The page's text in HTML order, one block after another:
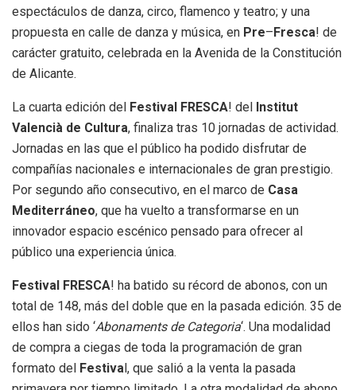
espectáculos de danza, circo, flamenco y teatro; y una
propuesta en calle de danza y música, en Pre– Fresca! de
carácter gratuito, celebrada en la Avenida de la Constitución
de Alicante.
La cuarta edición del Festival FRESCA! del
Institut
Valencià de Cultura, finaliza tras 10 jornadas de actividad.
Jornadas en las que el público ha podido disfrutar de
compañías nacionales e internacionales de gran prestigio.
Por segundo año consecutivo, en el marco de Casa
Mediterráneo, que ha vuelto a transformarse en un
innovador espacio escénico pensado para ofrecer al
público una experiencia única.
Festival FRESCA! ha batido su récord de abonos, con un
total de 148, más del doble que en la pasada edición. 35 de
ellos han sido ‘Abonaments de Categoria‘. Una modalidad
de compra a ciegas de toda la programación de gran
formato del
Festiva l, que salió a la venta la pasada